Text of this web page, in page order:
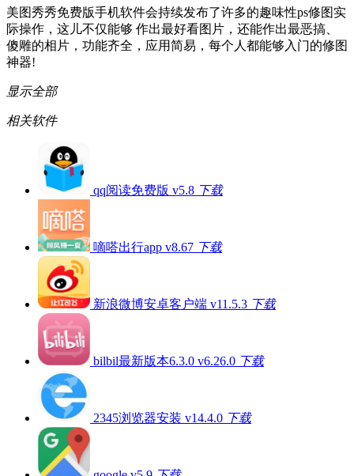
美图秀秀免费版手机软件会持续发布了许多的趣味性ps修图实
际操作，这儿不仅能够 作出最好看图片，还能作出最恶搞、
傻雕的相片，功能齐全，应用简易，每个人都能够入门的修图
神器!
显示全部
相关软件
qq阅读免费版 v5.8 下载
嘀嗒出行app v8.67 下载
新浪微博安卓客户端 v11.5.3 下载
bilbil最新版本6.3.0 v6.26.0 下载
2345浏览器安装 v14.4.0 下载